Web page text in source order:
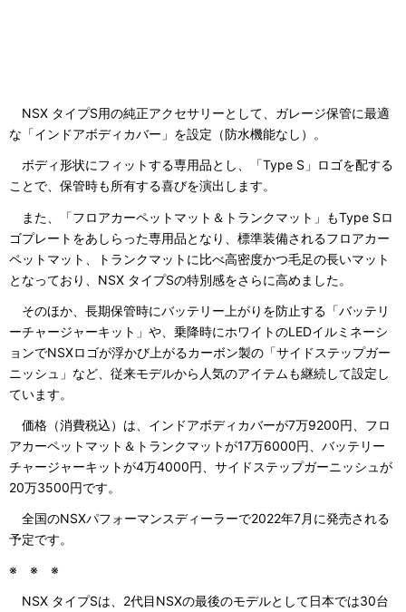
NSX タイプS用の純正アクセサリーとして、ガレージ保管に最適
な「インドアボディカバー」を設定（防水機能なし）。
ボディ形状にフィットする専用品とし、「Type S」ロゴを配する
ことで、保管時も所有する喜びを演出します。
また、「フロアカーペットマット＆トランクマット」もType Sロ
ゴプレートをあしらった専用品となり、標準装備されるフロアカー
ペットマット、トランクマットに比べ高密度かつ毛足の長いマット
となっており、NSX タイプSの特別感をさらに高めました。
そのほか、長期保管時にバッテリー上がりを防止する「バッテリ
ーチャージャーキット」や、乗降時にホワイトのLEDイルミネーシ
ョンでNSXロゴが浮かび上がるカーボン製の「サイドステップガー
ニッシュ」など、従来モデルから人気のアイテムも継続して設定し
ています。
価格（消費税込）は、インドアボディカバーが7万9200円、フロ
アカーペットマット＆トランクマットが17万6000円、バッテリー
チャージャーキットが4万4000円、サイドステップガーニッシュが
20万3500円です。
全国のNSXパフォーマンスディーラーで2022年7月に発売される
予定です。
※ ※ ※
NSX タイプSは、2代目NSXの最後のモデルとして日本では30台